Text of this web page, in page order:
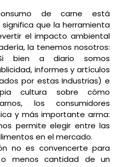
de carne está
que la herramienta
el impacto ambiental
la tenemos nosotros:
bien a diario somos
informes y artículos
por estas Industrias) e
cultura sobre cómo
los consumidores
y más importante arma:
permite elegir entre las
en el mercado.
no es convencerte para
menos cantidad de un